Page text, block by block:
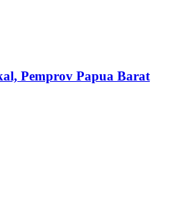
Pemprov Papua Barat